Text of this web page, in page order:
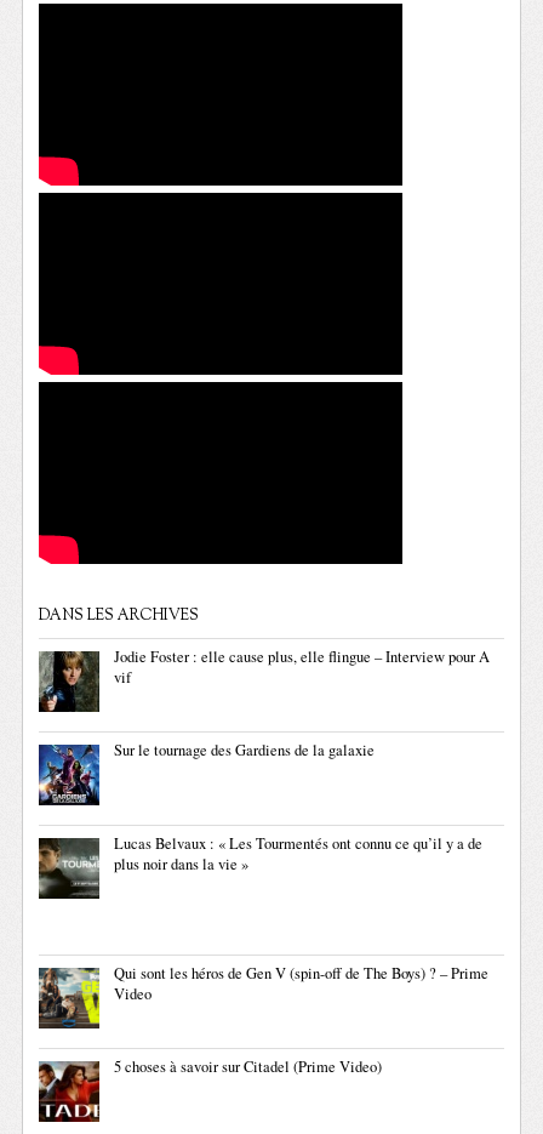
DANS LES ARCHIVES
Jodie Foster : elle cause plus, elle flingue – Interview pour A
vif
Sur le tournage des Gardiens de la galaxie
Lucas Belvaux : « Les Tourmentés ont connu ce qu’il y a de
plus noir dans la vie »
Qui sont les héros de Gen V (spin-off de The Boys) ? – Prime
Video
5 choses à savoir sur Citadel (Prime Video)